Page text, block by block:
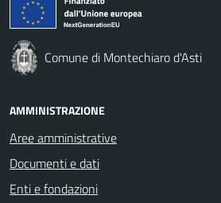
Comune di Montechiaro d'Asti
AMMINISTRAZIONE
Aree amministrative
Documenti e dati
Enti e fondazioni